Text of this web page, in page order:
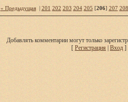
« Предыдущая| 201 202 203 204 205 [206] 207 208
Добавлять комментарии могут только
[ Регистрация Вход ]